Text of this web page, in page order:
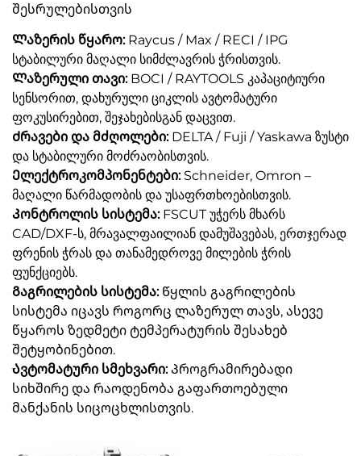
შესრულებისთვის
Ლაზერის წყარო: Raycus / Max / RECI / IPG
სტაბილური მაღალი სიმძლავრის ჭრისთვის.
Ლაზერული თავი: BOCI / RAYTOOLS კაპაციტიური
სენსორით, დახურული ციკლის ავტომატური
ფოკუსირებით, შეჯახებისგან დაცვით.
Ძრავები და მძღოლები: DELTA / Fuji / Yaskawa ზუსტი
და სტაბილური მოძრაობისთვის.
Ელექტროკომპონენტები: Schneider, Omron –
მაღალი წარმადობის და უსაფრთხოებისთვის.
Კონტროლის სისტემა: FSCUT უჭერს მხარს
CAD/DXF-ს, მრავალფაილიან დამუშავებას, ერთჯერად
ფრენის ჭრას და თანამედროვე მილების ჭრის
ფუნქციებს.
Გაგრილების სისტემა: Წყლის გაგრილების
სისტემა იცავს როგორც ლაზერულ თავს, ასევე
წყაროს ზედმეტი ტემპერატურის შესახებ
შეტყობინებით.
Ავტომატური სმეხვარი: Პროგრამირებადი
სიხშირე და რაოდენობა გაფართოებული
მანქანის სიცოცხლისთვის.